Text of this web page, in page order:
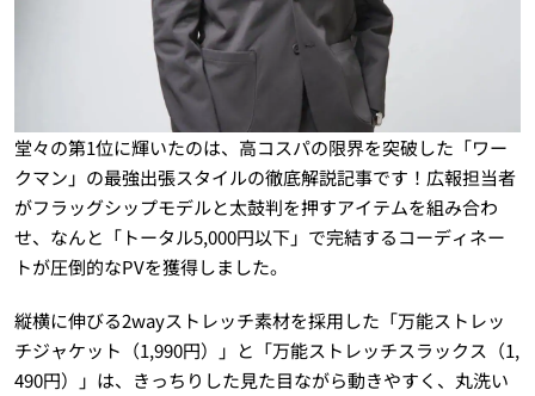
堂々の第1位に輝いたのは、高コスパの限界を突破した「ワー
クマン」の最強出張スタイルの徹底解説記事です！広報担当者
がフラッグシップモデルと太鼓判を押すアイテムを組み合わ
せ、なんと「トータル5,000円以下」で完結するコーディネー
トが圧倒的なPVを獲得しました。
縦横に伸びる2wayストレッチ素材を採用した「万能ストレッ
チジャケット（1,990円）」と「万能ストレッチスラックス（1,
490円）」は、きっちりした見た目ながら動きやすく、丸洗い